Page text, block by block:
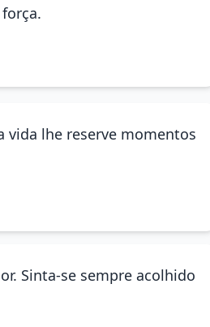
vida lhe reserve momentos
Sinta-se sempre acolhido